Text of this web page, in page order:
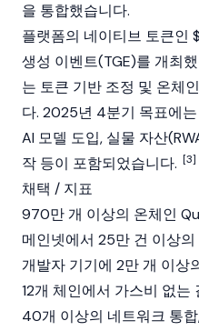
을 통합했습니다.
플랫폼의 네이티브 토큰인
생성 이벤트(TGE)를 개최
는 토큰 기반 조정 및 온체
다. 2025년 4분기 목표에
AI 모델 도입, 실물 자산
작 등이 포함되었습니다. [3]
채택 / 지표
970만 개 이상의 온체인
메인넷에서 25만 건 이상
개발자 기기에 2만 개 이상
12개 체인에서 가스비 없는
40개 이상의 네트워크 통